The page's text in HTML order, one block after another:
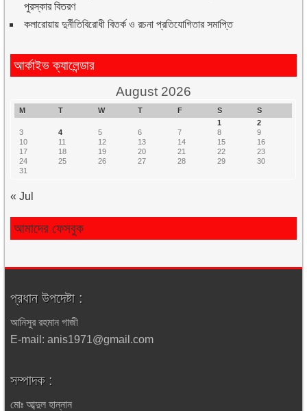
পুরস্কার বিতরণ
কলারোয়ায় দুর্নীতিবিরোধী বিতর্ক ও রচনা প্রতিযোগিতার সমাপ্তি
আর্কাইভ ক্যালেন্ডার
August 2026
M T W T F S
S
1
2
3
4 5 6 7 8
9
10
11 12 13 14 15
16
17
18 19 20 21 22
23
24
25 26 27 28 29
30
31
« Jul
আমাদের ফেসবুক
প্রধান উপদেষ্টা :
আনিসুর রহমান গাজী
E-mail: anis1971@gmail.com
সম্পাদক :
মোঃ আব্দুল হান্নান